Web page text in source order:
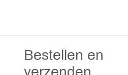
Bestellen en
verzenden